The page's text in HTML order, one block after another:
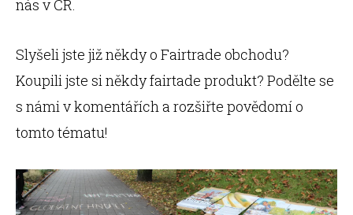
nás v ČR.
Slyšeli jste již někdy o Fairtrade obchodu?
Koupili jste si někdy fairtade produkt? Podělte se
s námi v komentářích a rozšiřte povědomí o
tomto tématu!